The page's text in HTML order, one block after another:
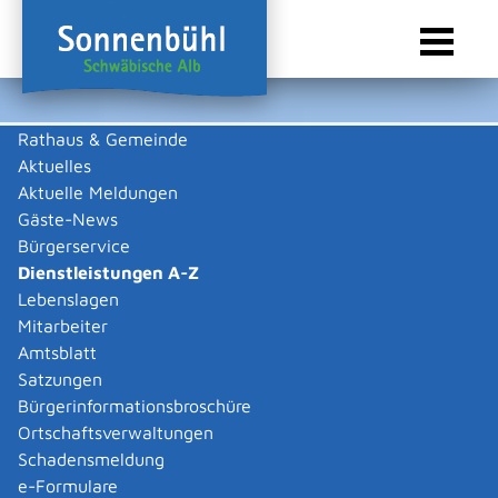
Rathaus & Gemeinde
Aktuelles
Aktuelle Meldungen
Gäste-News
Bürgerservice
Dienstleistungen A-Z
Lebenslagen
Mitarbeiter
Amtsblatt
Satzungen
Bürgerinformationsbroschüre
Ortschaftsverwaltungen
Schadensmeldung
e-Formulare
Sie sind hier:
Dienstleistungen A-Z
Dienstleistungen A-Z
Leistungen
Vielzahl von kommunalen und staatlichen
Verwaltungsvorgängen. Insbesondere erhalten Sie
Informationen zu den erforderlichen Unterlagen die zu
einer bestimmen Verwaltungsdienstleistung notwendig